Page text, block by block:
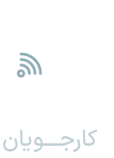
کارجـــویان